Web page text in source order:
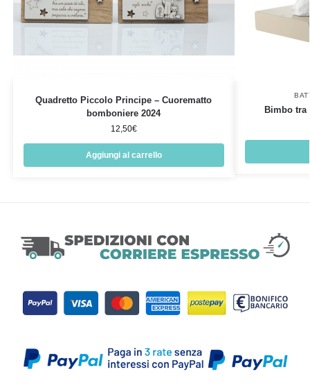
Quadretto Piccolo Principe – Cuorematto
bomboniere 2024
12,50€
Aggiungi al carrello
Bimbo